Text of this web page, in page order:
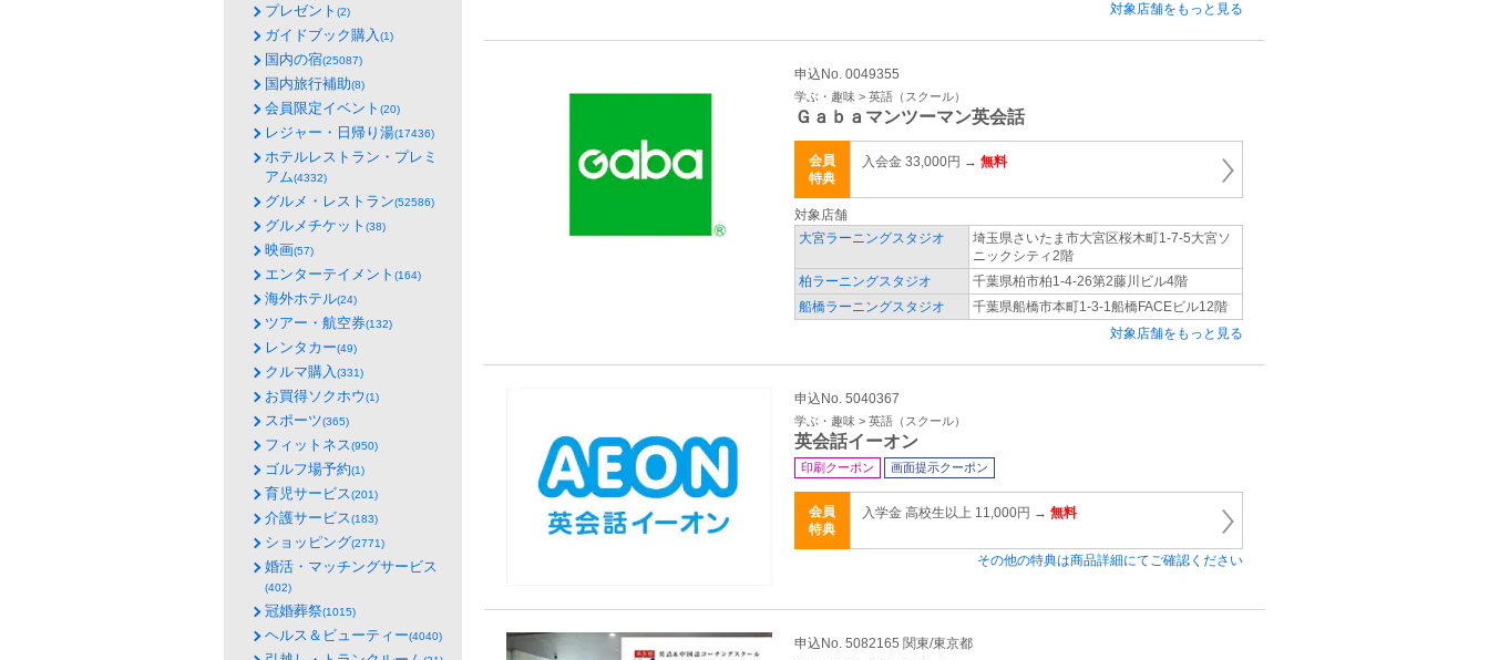
対象店舗をもっと見る
申込No. 0049355
学ぶ・趣味 > 英語（スクール）
Ｇａｂａマンツーマン英会話
会員
特典
入会金 33,000円 → 無料
対象店舗
大宮ラーニングスタジオ
埼玉県さいたま市大宮区桜木町1-7-5大宮ソ
ニックシティ2階
柏ラーニングスタジオ
千葉県柏市柏1-4-26第2藤川ビル4階
船橋ラーニングスタジオ
千葉県船橋市本町1-3-1船橋FACEビル12階
対象店舗をもっと見る
申込No. 5040367
学ぶ・趣味 > 英語（スクール）
英会話イーオン
印刷クーポン 画面提示クーポン
会員
特典
入学金 高校生以上 11,000円 → 無料
その他の特典は商品詳細にてご確認ください
申込No. 5082165 関東/東京都
プレゼント (2)
ガイドブック購入(1)
国内の宿(25087)
国内旅行補助(8)
会員限定イベント (20)
レジャー・日帰り湯(17436)
ホテルレストラン・プレミ
アム(4332)
グルメ・レストラン(52586)
グルメチケット (38)
映画(57)
エンターテイメント (164)
海外ホテル(24)
ツアー・航空券(132)
レンタカー(49)
クルマ購入(331)
お買得ソクホウ(1)
スポーツ(365)
フィットネス(950)
ゴルフ場予約(1)
育児サービス(201)
介護サービス(183)
ショッピング(2771)
婚活・マッチングサービス
(402)
冠婚葬祭(1015)
ヘルス＆ビューティー(4040)